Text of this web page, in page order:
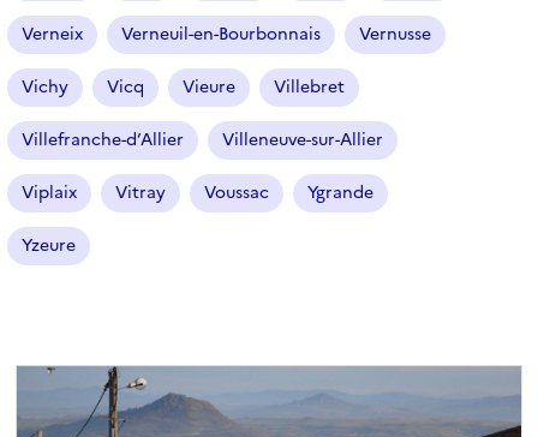
Verneix Verneuil-en-Bourbonnais Vernusse
Vichy Vicq Vieure Villebret
Villefranche-d’Allier Villeneuve-sur-Allier
Viplaix Vitray Voussac Ygrande
Yzeure